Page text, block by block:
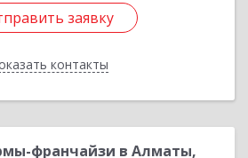
заявку
контакты
заявку
Назад
франчайзи в Алматы,